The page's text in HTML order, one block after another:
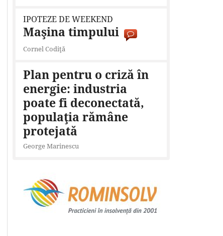
IPOTEZE DE WEEKEND
Maşina timpului
Cornel Codiţă
Plan pentru o criză în
energie: industria
poate fi deconectată,
populaţia rămâne
protejată
George Marinescu